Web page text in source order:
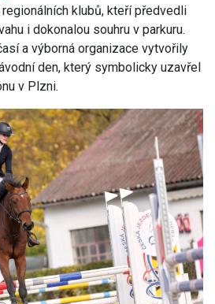
klubů, kteří předvedli
i dokonalou souhru v parkuru.
a výborná organizace vytvořily
den, který symbolicky uzavřel
v Plzni.